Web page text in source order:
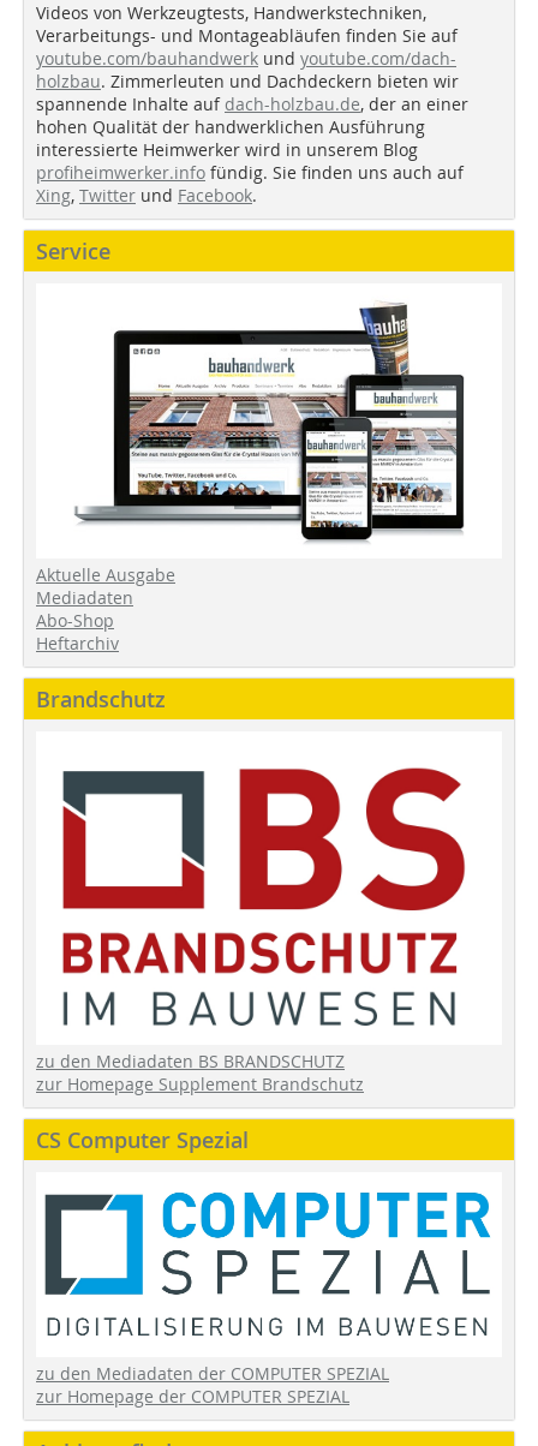
Videos von Werkzeugtests, Handwerkstechniken,
Verarbeitungs- und Montageabläufen finden Sie auf
youtube.com/bauhandwerk und youtube.com/dach-
holzbau. Zimmerleuten und Dachdeckern bieten wir
spannende Inhalte auf dach-holzbau.de, der an einer
hohen Qualität der handwerklichen Ausführung
interessierte Heimwerker wird in unserem Blog
profiheimwerker.info fündig. Sie finden uns auch auf
Xing, Twitter und Facebook.
Service
Aktuelle Ausgabe
Mediadaten
Abo-Shop
Heftarchiv
Brandschutz
zu den Mediadaten BS BRANDSCHUTZ
zur Homepage Supplement Brandschutz
CS Computer Spezial
zu den Mediadaten der COMPUTER SPEZIAL
zur Homepage der COMPUTER SPEZIAL